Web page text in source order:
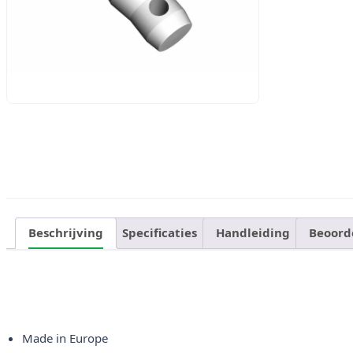
Beschrijving Specificaties Handleiding
Made in Europe